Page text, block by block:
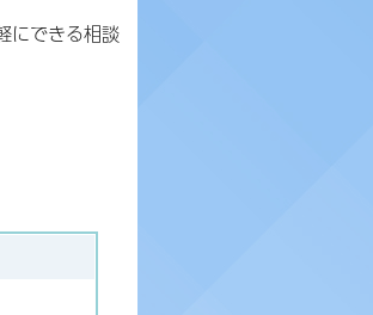
にできる相談